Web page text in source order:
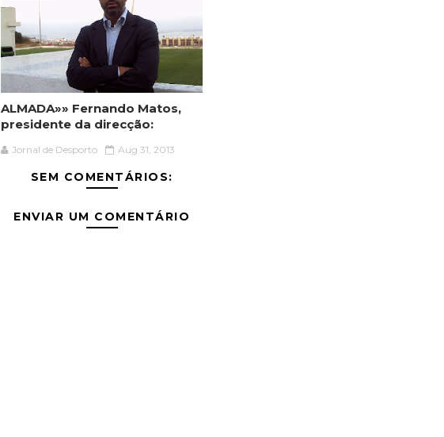
ALMADA»» Fernando Matos,
presidente da direcção:
Jornal de Desporto Aug 31, 2013
SEM COMENTÁRIOS:
ENVIAR UM COMENTÁRIO